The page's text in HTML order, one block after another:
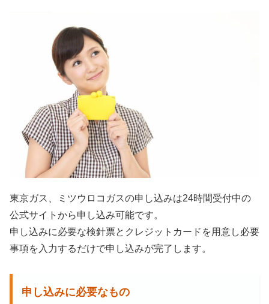
東京ガス、ミツウロコガスの申し込みは24時間受付中の
公式サイトから申し込み可能です。
申し込みに必要な検針票とクレジットカードを用意し必要
事項を入力するだけで申し込みが完了します。
申し込みに必要なもの